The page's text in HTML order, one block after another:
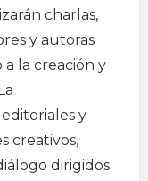
charlas,
y autoras
la creación y
y
creativos,
dirigidos